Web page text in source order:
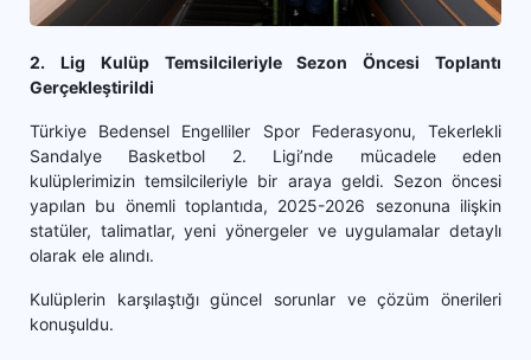
2. Lig Kulüp Temsilcileriyle Sezon Öncesi Toplantı
Gerçekleştirildi
Türkiye Bedensel Engelliler Spor Federasyonu, Tekerlekli
Sandalye Basketbol 2. Ligi’nde mücadele eden
kulüplerimizin temsilcileriyle bir araya geldi. Sezon öncesi
yapılan bu önemli toplantıda, 2025-2026 sezonuna ilişkin
statüler, talimatlar, yeni yönergeler ve uygulamalar detaylı
olarak ele alındı.
Kulüplerin karşılaştığı güncel sorunlar ve çözüm önerileri
konuşuldu.